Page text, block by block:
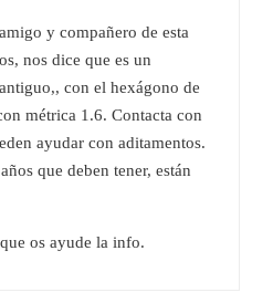
y compañero de esta
nos dice que es un
con el hexágono de
métrica 1.6. Contacta con
ayudar con aditamentos.
que deben tener, están
os ayude la info.